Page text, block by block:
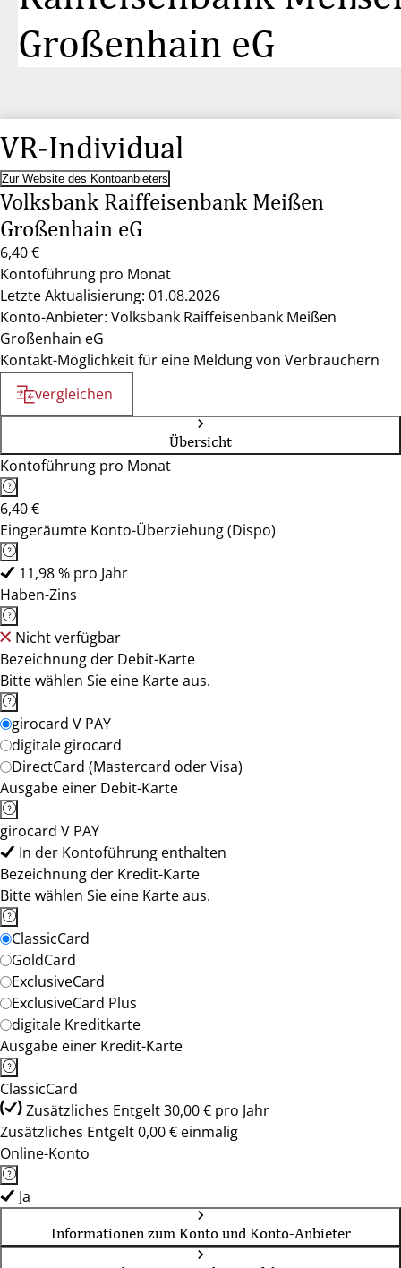
Großenhain eG
VR-Individual
Zur Website des Kontoanbieters
Volksbank Raiffeisenbank Meißen
Großenhain eG
6,40 €
Kontoführung pro Monat
Letzte Aktualisierung: 01.08.2026
Konto-Anbieter: Volksbank Raiffeisenbank Meißen
Großenhain eG
Kontakt-Möglichkeit für eine Meldung von Verbrauchern
vergleichen
Übersicht
Kontoführung pro Monat
6,40 €
Eingeräumte Konto-Überziehung (Dispo)
11,98 % pro Jahr
Haben-Zins
Nicht verfügbar
Bezeichnung der Debit-Karte
Bitte wählen Sie eine Karte aus.
girocard V PAY
digitale girocard
DirectCard (Mastercard oder Visa)
Ausgabe einer Debit-Karte
girocard V PAY
In der Kontoführung enthalten
Bezeichnung der Kredit-Karte
Bitte wählen Sie eine Karte aus.
ClassicCard
GoldCard
ExclusiveCard
ExclusiveCard Plus
digitale Kreditkarte
Ausgabe einer Kredit-Karte
ClassicCard
Zusätzliches Entgelt 30,00 € pro Jahr
Zusätzliches Entgelt 0,00 € einmalig
Online-Konto
Ja
Informationen zum Konto und Konto-Anbieter